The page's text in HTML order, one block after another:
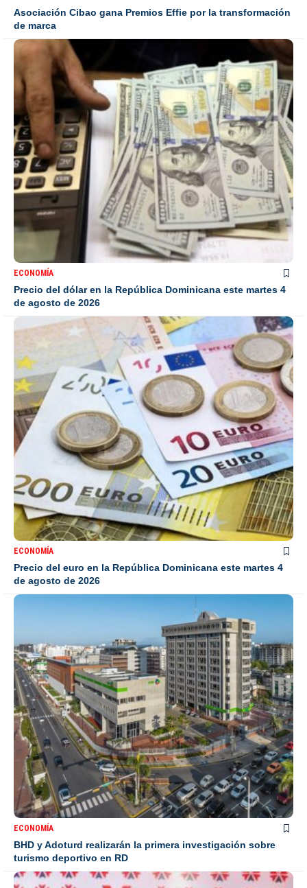
Asociación Cibao gana Premios Effie por la transformación
de marca
ECONOMÍA
Precio del dólar en la República Dominicana este martes 4
de agosto de 2026
ECONOMÍA
Precio del euro en la República Dominicana este martes 4
de agosto de 2026
ECONOMÍA
BHD y Adoturd realizarán la primera investigación sobre
turismo deportivo en RD